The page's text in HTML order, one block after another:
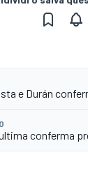
e Durán
conferma